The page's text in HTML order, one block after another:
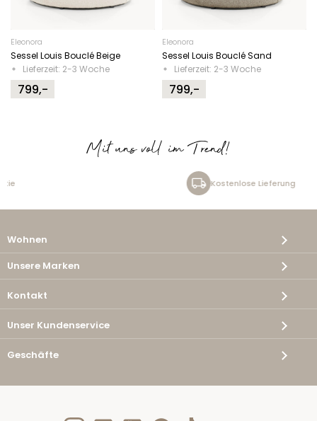
Eleonora
Sessel Louis Bouclé Beige
Lieferzeit: 2-3 Woche
799,-
Eleonora
Sessel Louis Bouclé Sand
Lieferzeit: 2-3 Woche
799,-
Mit uns voll im Trend!
Kostenlose Lieferung
Wohnen
Unsere Marken
Kontakt
Unser Kundenservice
Geschäfte